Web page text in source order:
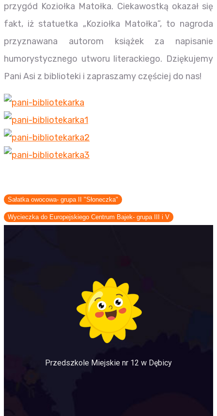
przygód Koziołka Matołka. Ciekawostką okazał się
fakt, iż statuetka „Koziołka Matołka”, to nagroda
przyznawana autorom książek za napisanie
humorystycznego utworu literackiego. Dziękujemy
Pani Asi z biblioteki i zapraszamy częściej do nas!
Sałatka owocowa- grupa II "Słoneczka"
Wycieczka do Europejskiego Centrum Bajek- grupa III i V
Przedszkole Miejskie nr 12 w Dębicy